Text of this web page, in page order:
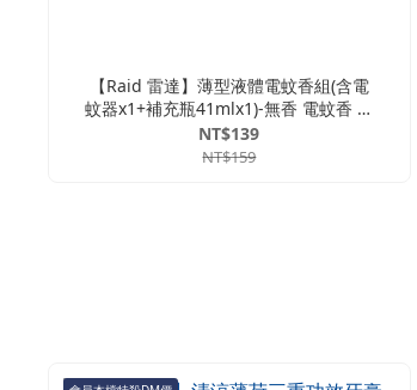
【Raid 雷達】薄型液體電蚊香組(含電
蚊器x1+補充瓶41mlx1)-無香 電蚊香 液
體電蚊香 驅蚊 蚊香 補充瓶 無味 無香
防蚊 薄型 電蚊香組
NT$139
NT$159